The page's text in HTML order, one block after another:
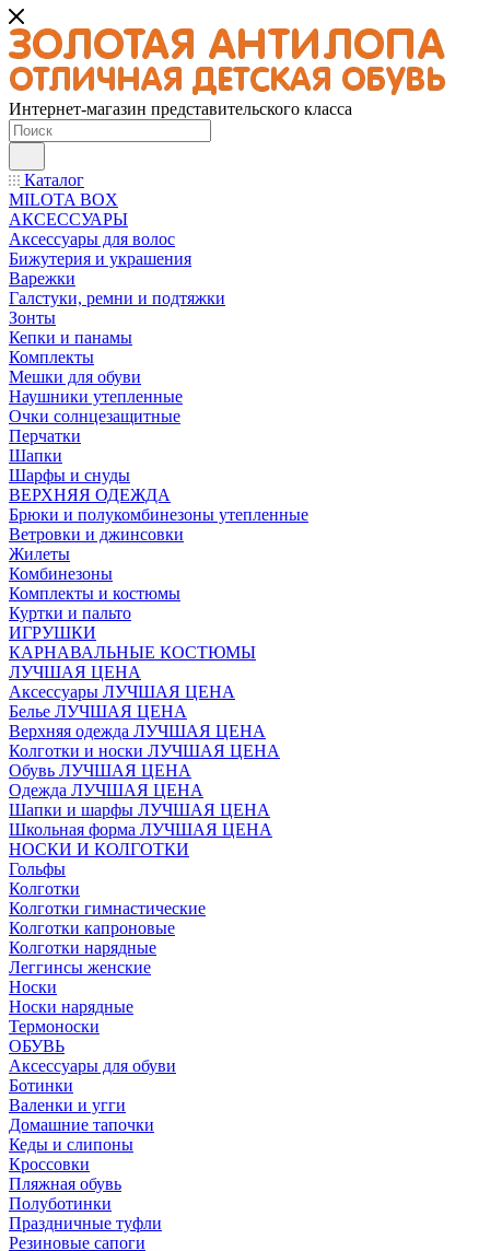
Интернет-магазин представительского класса
Каталог
MILOTA BOX
АКСЕССУАРЫ
Аксессуары для волос
Бижутерия и украшения
Варежки
Галстуки, ремни и подтяжки
Зонты
Кепки и панамы
Комплекты
Мешки для обуви
Наушники утепленные
Очки солнцезащитные
Перчатки
Шапки
Шарфы и снуды
ВЕРХНЯЯ ОДЕЖДА
Брюки и полукомбинезоны утепленные
Ветровки и джинсовки
Жилеты
Комбинезоны
Комплекты и костюмы
Куртки и пальто
ИГРУШКИ
КАРНАВАЛЬНЫЕ КОСТЮМЫ
ЛУЧШАЯ ЦЕНА
Аксессуары ЛУЧШАЯ ЦЕНА
Белье ЛУЧШАЯ ЦЕНА
Верхняя одежда ЛУЧШАЯ ЦЕНА
Колготки и носки ЛУЧШАЯ ЦЕНА
Обувь ЛУЧШАЯ ЦЕНА
Одежда ЛУЧШАЯ ЦЕНА
Шапки и шарфы ЛУЧШАЯ ЦЕНА
Школьная форма ЛУЧШАЯ ЦЕНА
НОСКИ И КОЛГОТКИ
Гольфы
Колготки
Колготки гимнастические
Колготки капроновые
Колготки нарядные
Леггинсы женские
Носки
Носки нарядные
Термоноски
ОБУВЬ
Аксессуары для обуви
Ботинки
Валенки и угги
Домашние тапочки
Кеды и слипоны
Кроссовки
Пляжная обувь
Полуботинки
Праздничные туфли
Резиновые сапоги